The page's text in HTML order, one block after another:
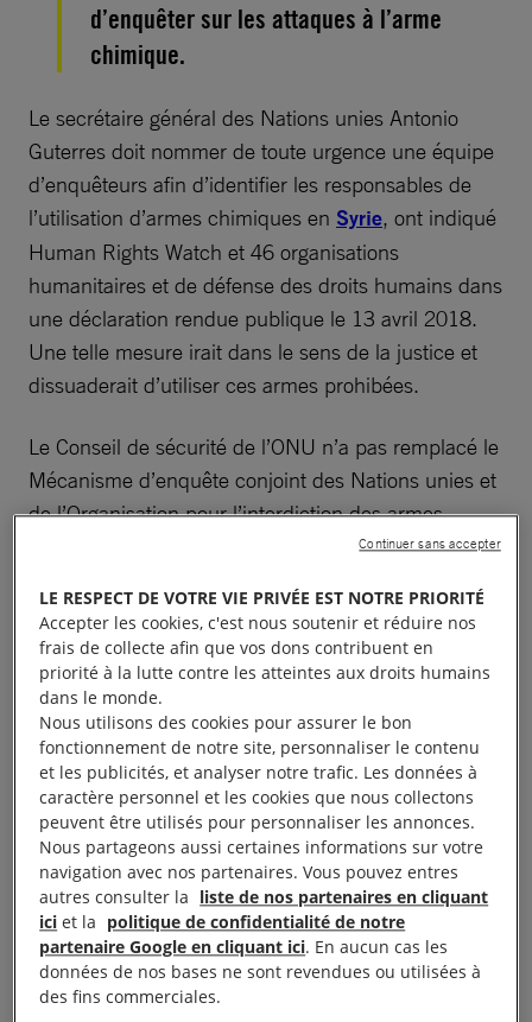
d’enquêter sur les attaques à l’arme
chimique.
Le secrétaire général des Nations unies Antonio
Guterres doit nommer de toute urgence une équipe
d’enquêteurs afin d’identifier les responsables de
l’utilisation d’armes chimiques en Syrie, ont indiqué
Human Rights Watch et 46 organisations
humanitaires et de défense des droits humains dans
une déclaration rendue publique le 13 avril 2018.
Une telle mesure irait dans le sens de la justice et
dissuaderait d’utiliser ces armes prohibées.
Le Conseil de sécurité de l’ONU n’a pas remplacé le
Mécanisme d’enquête conjoint des Nations unies et
de l’Organisation pour l’interdiction des armes
chimiques (OIAC) en raison des vetos opposés par
jouissant de l’indépendance, de l’expertise
technique et du mandat nécessaires pour identifier
les responsables des attaques meurtrières à l’arme
chimique en Syrie. Le 7 avril, l’attaque chimique
contre la ville de Douma, en périphérie de Damas, a
fait des dizaines de victimes.
À lire aussi : Ghouta Orientale : une catastrophe prévisible
« Le secrétaire général Antonio Guterres doit tenir
compte de ce plaidoyer pour les civils qui souffrent
en Syrie, abandonnés par un Conseil de sécurité
divisé et dysfonctionnel »
LE RESPECT DE VOTRE VIE PRIVÉE EST NOTRE PRIORITÉ
Accepter les cookies, c'est nous soutenir et réduire nos
frais de collecte afin que vos dons contribuent en
priorité à la lutte contre les atteintes aux droits humains
dans le monde.
Nous utilisons des cookies pour assurer le bon
fonctionnement de notre site, personnaliser le contenu
et les publicités, et analyser notre trafic. Les données à
caractère personnel et les cookies que nous collectons
peuvent être utilisés pour personnaliser les annonces.
Nous partageons aussi certaines informations sur votre
navigation avec nos partenaires. Vous pouvez entres
autres consulter la liste de nos partenaires en cliquant
ici et la politique de confidentialité de notre
partenaire Google en cliquant ici. En aucun cas les
données de nos bases ne sont revendues ou utilisées à
des fins commerciales.
Continuer sans accepter